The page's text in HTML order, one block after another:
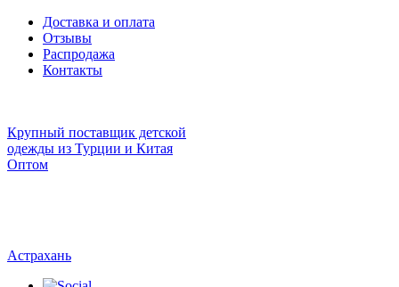
Доставка и оплата
Отзывы
Распродажа
Контакты
Крупный поставщик детской
одежды из Турции и Китая
Оптом
Астрахань